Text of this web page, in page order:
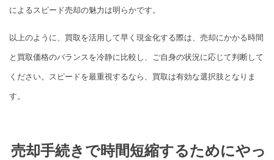
によるスピード売却の魅力は明らかです。
以上のように、買取を活用して早く現金化する際は、売却にかかる時間
と買取価格のバランスを冷静に比較し、ご自身の状況に応じて判断して
ください。スピードを最重視するなら、買取は有効な選択肢となりま
す。
売却手続きで時間短縮するためにやっ